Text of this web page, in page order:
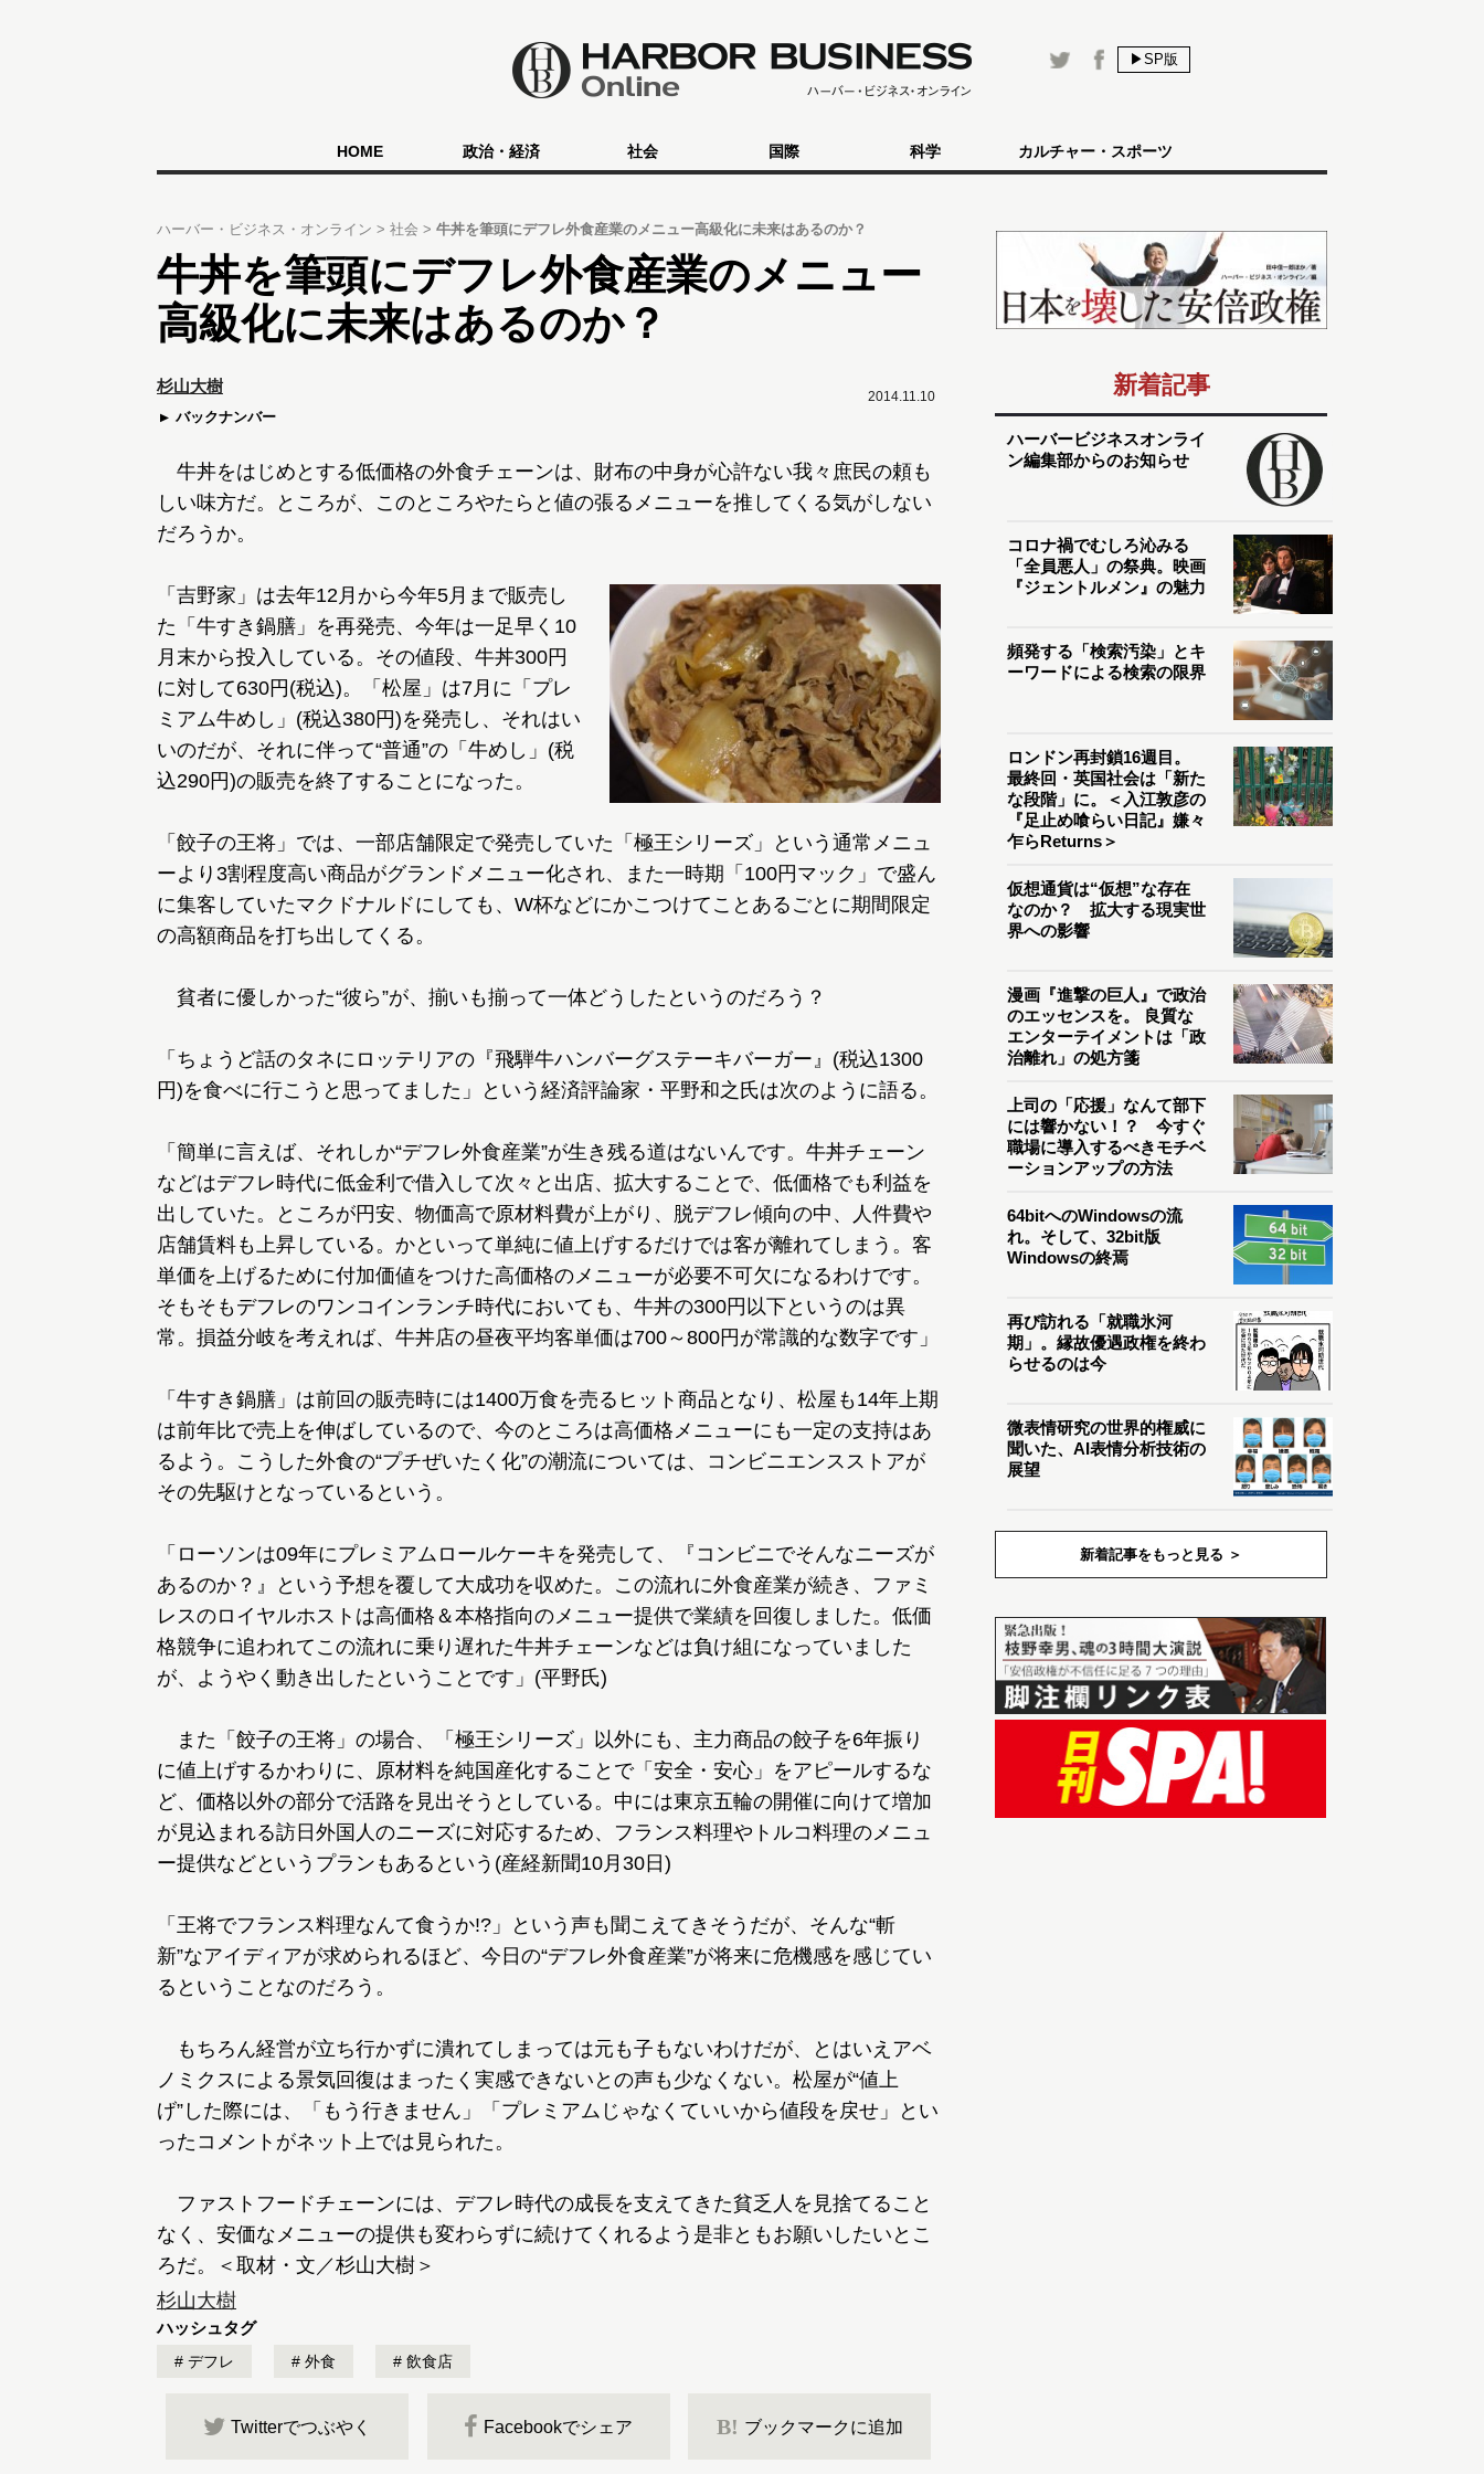
▶SP版
HOME 政治・経済 社会 国際 科学 カルチャー・スポーツ
ハーバー・ビジネス・オンライン 社会 牛丼を筆頭にデフレ外食産業のメニュー高級化に未来はあるのか？
牛丼を筆頭にデフレ外食産業のメニュー
高級化に未来はあるのか？
2014.11.10
杉山大樹
バックナンバー
牛丼をはじめとする低価格の外食チェーンは、財布の中身が心許ない我々庶民の頼も
しい味方だ。ところが、このところやたらと値の張るメニューを推してくる気がしない
だろうか。
「吉野家」は去年12月から今年5月まで販売し
た「牛すき鍋膳」を再発売、今年は一足早く10
月末から投入している。その値段、牛丼300円
に対して630円(税込)。「松屋」は7月に「プレ
ミアム牛めし」(税込380円)を発売し、それはい
いのだが、それに伴って“普通”の「牛めし」(税
込290円)の販売を終了することになった。
「餃子の王将」では、一部店舗限定で発売していた「極王シリーズ」という通常メニュ
ーより3割程度高い商品がグランドメニュー化され、また一時期「100円マック」で盛ん
に集客していたマクドナルドにしても、W杯などにかこつけてことあるごとに期間限定
の高額商品を打ち出してくる。
貧者に優しかった“彼ら”が、揃いも揃って一体どうしたというのだろう？
「ちょうど話のタネにロッテリアの『飛騨牛ハンバーグステーキバーガー』(税込1300
円)を食べに行こうと思ってました」という経済評論家・平野和之氏は次のように語る。
「簡単に言えば、それしか“デフレ外食産業”が生き残る道はないんです。牛丼チェーン
などはデフレ時代に低金利で借入して次々と出店、拡大することで、低価格でも利益を
出していた。ところが円安、物価高で原材料費が上がり、脱デフレ傾向の中、人件費や
店舗賃料も上昇している。かといって単純に値上げするだけでは客が離れてしまう。客
単価を上げるために付加価値をつけた高価格のメニューが必要不可欠になるわけです。
そもそもデフレのワンコインランチ時代においても、牛丼の300円以下というのは異
常。損益分岐を考えれば、牛丼店の昼夜平均客単価は700～800円が常識的な数字です」
「牛すき鍋膳」は前回の販売時には1400万食を売るヒット商品となり、松屋も14年上期
は前年比で売上を伸ばしているので、今のところは高価格メニューにも一定の支持はあ
るよう。こうした外食の“プチぜいたく化”の潮流については、コンビニエンスストアが
その先駆けとなっているという。
「ローソンは09年にプレミアムロールケーキを発売して、『コンビニでそんなニーズが
あるのか？』という予想を覆して大成功を収めた。この流れに外食産業が続き、ファミ
レスのロイヤルホストは高価格＆本格指向のメニュー提供で業績を回復しました。低価
格競争に追われてこの流れに乗り遅れた牛丼チェーンなどは負け組になっていました
が、ようやく動き出したということです」(平野氏)
また「餃子の王将」の場合、「極王シリーズ」以外にも、主力商品の餃子を6年振り
に値上げするかわりに、原材料を純国産化することで「安全・安心」をアピールするな
ど、価格以外の部分で活路を見出そうとしている。中には東京五輪の開催に向けて増加
が見込まれる訪日外国人のニーズに対応するため、フランス料理やトルコ料理のメニュ
ー提供などというプランもあるという(産経新聞10月30日)
「王将でフランス料理なんて食うか!?」という声も聞こえてきそうだが、そんな“斬
新”なアイディアが求められるほど、今日の“デフレ外食産業”が将来に危機感を感じてい
るということなのだろう。
もちろん経営が立ち行かずに潰れてしまっては元も子もないわけだが、とはいえアベ
ノミクスによる景気回復はまったく実感できないとの声も少なくない。松屋が“値上
げ”した際には、「もう行きません」「プレミアムじゃなくていいから値段を戻せ」とい
ったコメントがネット上では見られた。
ファストフードチェーンには、デフレ時代の成長を支えてきた貧乏人を見捨てること
なく、安価なメニューの提供も変わらずに続けてくれるよう是非ともお願いしたいとこ
杉山大樹
ハッシュタグ
デフレ 外食 飲食店
Twitterでつぶやく Facebookでシェア B! ブックマークに追加
新着記事
ハーバービジネスオンライ
ン編集部からのお知らせ
コロナ禍でむしろ沁みる
「全員悪人」の祭典。映画
『ジェントルメン』の魅力
頻発する「検索汚染」とキ
ーワードによる検索の限界
ロンドン再封鎖16週目。
最終回・英国社会は「新た
な段階」に。＜入江敦彦の
『足止め喰らい日記』嫌々
乍らReturns＞
仮想通貨は“仮想”な存在
なのか？ 拡大する現実世
界への影響
漫画『進撃の巨人』で政治
のエッセンスを。 良質な
エンターテイメントは「政
治離れ」の処方箋
上司の「応援」なんて部下
には響かない！？ 今すぐ
職場に導入するべきモチベ
ーションアップの方法
64bitへのWindowsの流
れ。そして、32bit版
Windowsの終焉
再び訪れる「就職氷河
期」。縁故優遇政権を終わ
らせるのは今
微表情研究の世界的権威に
聞いた、AI表情分析技術の
展望
新着記事をもっと見る